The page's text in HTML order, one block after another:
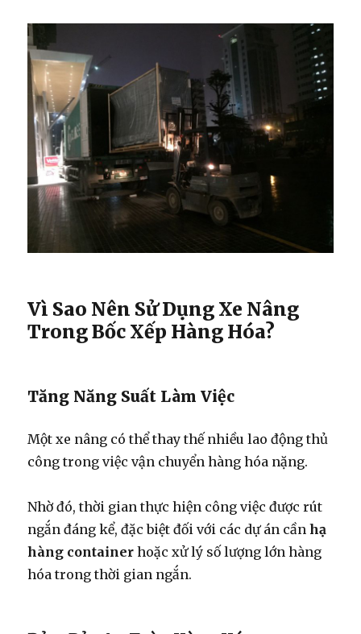
Vì Sao Nên Sử Dụng Xe Nâng
Trong Bốc Xếp Hàng Hóa?
Tăng Năng Suất Làm Việc
Một xe nâng có thể thay thế nhiều lao động thủ
công trong việc vận chuyển hàng hóa nặng.
Nhờ đó, thời gian thực hiện công việc được rút
ngắn đáng kể, đặc biệt đối với các dự án cầnhạ
hàng container hoặc xử lý số lượng lớn hàng
hóa trong thời gian ngắn.